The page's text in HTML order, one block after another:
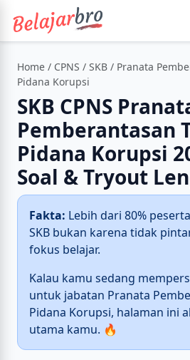
Home / CPNS / SKB / Pranata
Pidana Korupsi
SKB CPNS
Pemberantasan
Pidana Korupsi
Soal & Tryout
Fakta: Lebih dari 80%
SKB bukan karena tidak
fokus belajar.
Kalau kamu sedang
untuk jabatan Pranata
Pidana Korupsi, halaman ini
utama kamu. 🔥